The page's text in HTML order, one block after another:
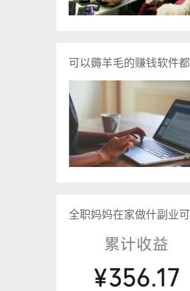
可以薅羊毛的赚钱软件
全职妈妈在家做什副业